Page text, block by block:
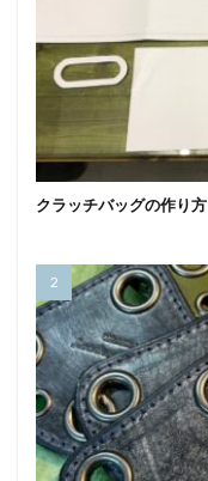
クラッチバッグの作り方